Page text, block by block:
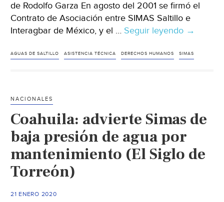
de Rodolfo Garza En agosto del 2001 se firmó el
Contrato de Asociación entre SIMAS Saltillo e
Interagbar de México, y el … Seguir leyendo Coahuila:
de
el
→
AGUAS DE SALTILLO ASISTENCIA TÉCNICA DERECHOS HUMANOS SIMAS
NACIONALES
Coahuila: advierte Simas de
baja presión de agua por
mantenimiento (El Siglo de
Torreón)
21 ENERO 2020